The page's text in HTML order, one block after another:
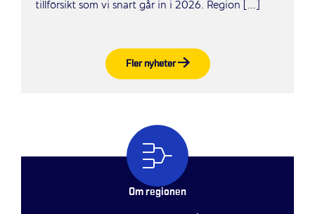
tillförsikt som vi snart går in i 2026. Region [...]
Fler nyheter
Om regionen